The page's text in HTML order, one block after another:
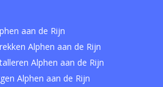
aan de Rijn
Alphen aan de Rijn
Alphen aan de Rijn
Alphen aan de Rijn